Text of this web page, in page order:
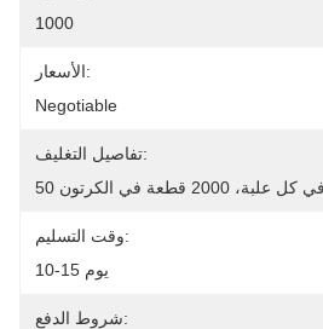
1000
الأسعار:
Negotiable
تفاصيل التغليف:
وقت التسليم:
10-15 يوم
شروط الدفع: